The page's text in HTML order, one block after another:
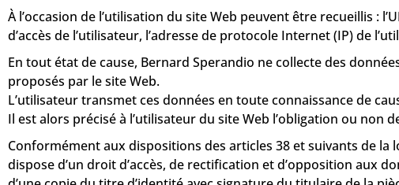
À l’occasion de l’utilisation du site Web peuvent être recueillis :
d’accès de l’utilisateur, l’adresse de protocole Internet (IP) de
En tout état de cause, Bernard Sperandio ne collecte des
proposés par le site Web.
L’utilisateur transmet ces données en toute connaissance de
Il est alors précisé à l’utilisateur du site Web l’obligation ou non
Conformément aux dispositions des articles 38 et suivants de
dispose d’un droit d’accès, de rectification et d’opposition aux